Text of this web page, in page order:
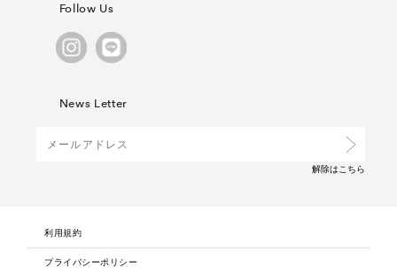
Follow Us
News Letter
解除は こちら
利用規約
プライバシーポリシー